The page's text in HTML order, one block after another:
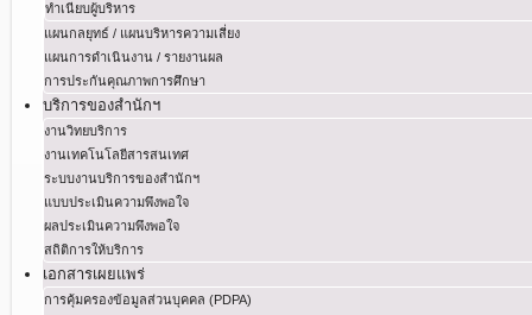
ทำเนียบผู้บริหาร
แผนกลยุทธ์ / แผนบริหารความเสี่ยง
แผนการดำเนินงาน / รายงานผล
การประกันคุณภาพการศึกษา
บริการของสำนักฯ
งานวิทยบริการ
งานเทคโนโลยีสารสนเทศ
ระบบงานบริการของสำนักฯ
แบบประเมินความพึงพอใจ
ผลประเมินความพึงพอใจ
สถิติการให้บริการ
เอกสารเผยแพร่
การคุ้มครองข้อมูลส่วนบุคคล (PDPA)